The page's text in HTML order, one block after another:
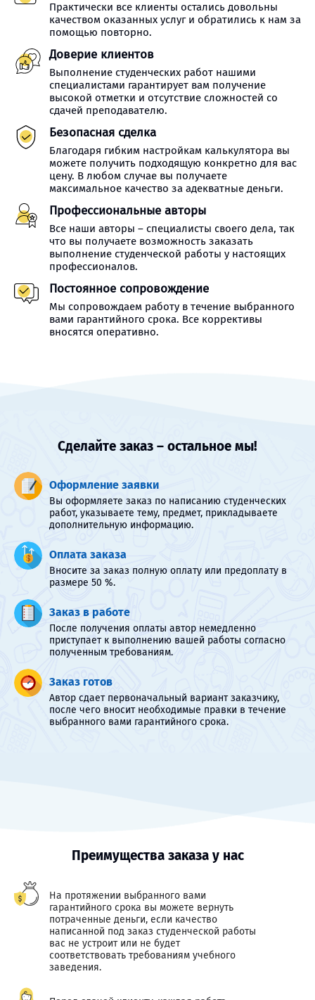
Практически все клиенты остались довольны
качеством оказанных услуг и обратились к нам за
помощью повторно.
Доверие клиентов
Выполнение студенческих работ нашими
специалистами гарантирует вам получение
высокой отметки и отсутствие сложностей со
сдачей преподавателю.
Безопасная сделка
Благодаря гибким настройкам калькулятора вы
можете получить подходящую конкретно для вас
цену. В любом случае вы получаете
максимальное качество за адекватные деньги.
Профессиональные авторы
Все наши авторы – специалисты своего дела, так
что вы получаете возможность заказать
выполнение студенческой работы у настоящих
профессионалов.
Постоянное сопровождение
Мы сопровождаем работу в течение выбранного
вами гарантийного срока. Все коррективы
вносятся оперативно.
Сделайте заказ – остальное мы!
Оформление заявки
Вы оформляете заказ по написанию студенческих
работ, указываете тему, предмет, прикладываете
дополнительную информацию.
Оплата заказа
Вносите за заказ полную оплату или предоплату в
размере 50 %.
Заказ в работе
После получения оплаты автор немедленно
приступает к выполнению вашей работы согласно
полученным требованиям.
Заказ готов
Автор сдает первоначальный вариант заказчику,
после чего вносит необходимые правки в течение
выбранного вами гарантийного срока.
Преимущества заказа у нас
На протяжении выбранного вами
гарантийного срока вы можете вернуть
потраченные деньги, если качество
написанной под заказ студенческой работы
вас не устроит или не будет
соответствовать требованиям учебного
заведения.